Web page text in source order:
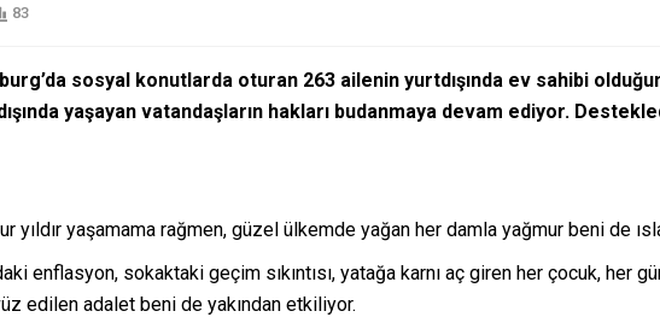
83
sosyal konutlarda oturan 263 ailenin yurtdışında ev sahibi
yaşayan vatandaşların hakları budanmaya devam ediyor.
yaşamama rağmen, güzel ülkemde yağan her damla yağmur beni de
enflasyon, sokaktaki geçim sıkıntısı, yatağa karnı aç giren her çocuk, her
edilen adalet beni de yakından etkiliyor.